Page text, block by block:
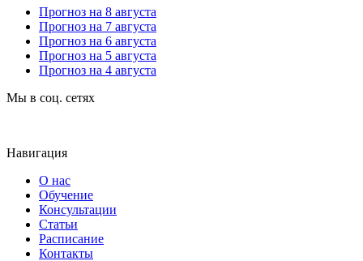
Прогноз на 8 августа
Прогноз на 7 августа
Прогноз на 6 августа
Прогноз на 5 августа
Прогноз на 4 августа
Мы в соц. сетях
Навигация
О нас
Обучение
Консультации
Статьи
Расписание
Контакты